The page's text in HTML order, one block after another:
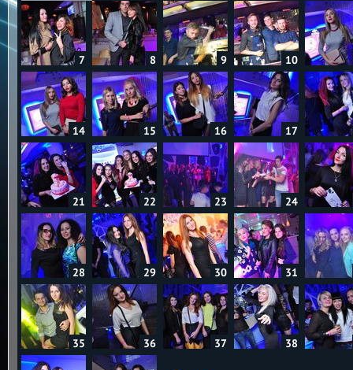
7 8 9 10
14 15 16 17
21 22 23 24
28 29 30 31
35 36 37 38